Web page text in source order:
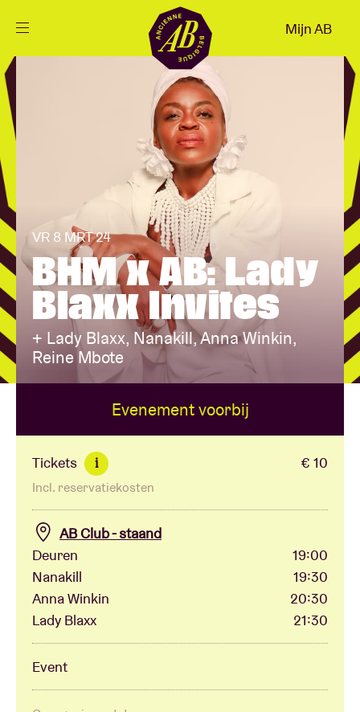
NL
Projecten
Nieuws
Bezoekersinfo
AB ❤ you
BRDCST
ABtv
Concertcheque
Over AB
Contact
Mijn AB
VR 8 MRT 24
BHM x AB: Lady
Blaxx Invites
+ Lady Blaxx, Nanakill, Anna Winkin,
Reine Mbote
Evenement voorbij
Tickets i € 10
Incl. reservatiekosten
AB Club - staand
Deuren
19:00
Nanakill
19:30
Anna Winkin
20:30
Lady Blaxx
21:30
Event